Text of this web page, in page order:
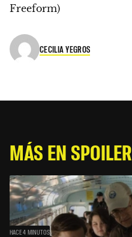
Freeform)
CECILIA YEGROS
MÁS EN SPOILER
HACE 4 MINUTOS